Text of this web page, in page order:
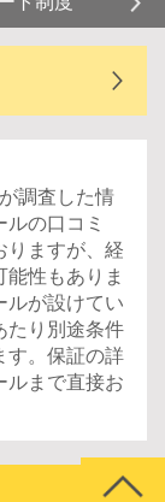
調査した情
の口コミ
りますが、経
性もありま
ルが設けてい
たり別途条件
す。保証の詳
ルまで直接お